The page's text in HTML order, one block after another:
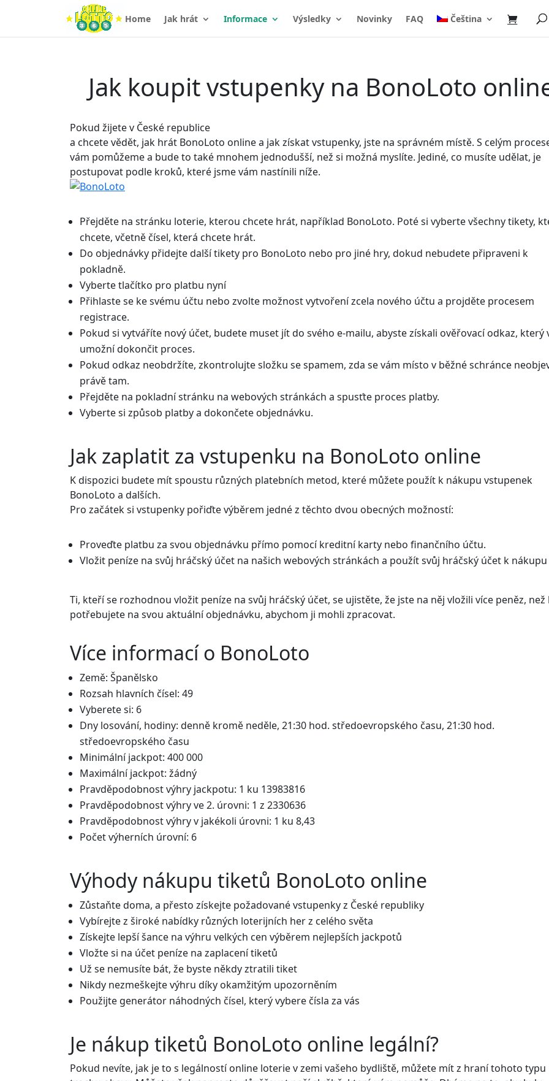
Home Jak hrát Informace Výsledky Novinky FAQ Čeština
Jak koupit vstupenky na BonoLoto
Pokud žijete v České republice
a chcete vědět, jak hrát BonoLoto online a jak získat vstupenky, jste na správném místě. S celým
vám pomůžeme a bude to také mnohem jednodušší, než si možná myslíte. Jediné, co musíte udělat, je
postupovat podle kroků, které jsme vám nastínili níže.
Přejděte na stránku loterie, kterou chcete hrát, například BonoLoto. Poté si vyberte všechny tikety,
chcete, včetně čísel, která chcete hrát.
Do objednávky přidejte další tikety pro BonoLoto nebo pro jiné hry, dokud nebudete připraveni k
pokladně.
Vyberte tlačítko pro platbu nyní
Přihlaste se ke svému účtu nebo zvolte možnost vytvoření zcela nového účtu a projděte procesem
registrace.
Pokud si vytváříte nový účet, budete muset jít do svého e-mailu, abyste získali ověřovací odkaz, který
umožní dokončit proces.
Pokud odkaz neobdržíte, zkontrolujte složku se spamem, zda se vám místo v běžné schránce
právě tam.
Přejděte na pokladní stránku na webových stránkách a spusťte proces platby.
Vyberte si způsob platby a dokončete objednávku.
Jak zaplatit za vstupenku na BonoLoto online
K dispozici budete mít spoustu různých platebních metod, které můžete použít k nákupu vstupenek
BonoLoto a dalších.
Pro začátek si vstupenky pořiďte výběrem jedné z těchto dvou obecných možností:
Proveďte platbu za svou objednávku přímo pomocí kreditní karty nebo finančního účtu.
Vložit peníze na svůj hráčský účet na našich webových stránkách a použít svůj hráčský účet k nákupu
Ti, kteří se rozhodnou vložit peníze na svůj hráčský účet, se ujistěte, že jste na něj vložili více peněz,
potřebujete na svou aktuální objednávku, abychom ji mohli zpracovat.
Více informací o BonoLoto
Země: Španělsko
Rozsah hlavních čísel: 49
Vyberete si: 6
Dny losování, hodiny: denně kromě neděle, 21:30 hod. středoevropského času, 21:30 hod.
středoevropského času
Minimální jackpot: 400 000
Maximální jackpot: žádný
Pravděpodobnost výhry jackpotu: 1 ku 13983816
Pravděpodobnost výhry ve 2. úrovni: 1 z 2330636
Pravděpodobnost výhry v jakékoli úrovni: 1 ku 8,43
Počet výherních úrovní: 6
Výhody nákupu tiketů BonoLoto online
Zůstaňte doma, a přesto získejte požadované vstupenky z České republiky
Vybírejte z široké nabídky různých loterijních her z celého světa
Získejte lepší šance na výhru velkých cen výběrem nejlepších jackpotů
Vložte si na účet peníze na zaplacení tiketů
Už se nemusíte bát, že byste někdy ztratili tiket
Nikdy nezmeškejte výhru díky okamžitým upozorněním
Použijte generátor náhodných čísel, který vybere čísla za vás
Je nákup tiketů BonoLoto online legální?
Pokud nevíte, jak je to s legálností online loterie v zemi vašeho bydliště, můžete mít z hraní tohoto typu